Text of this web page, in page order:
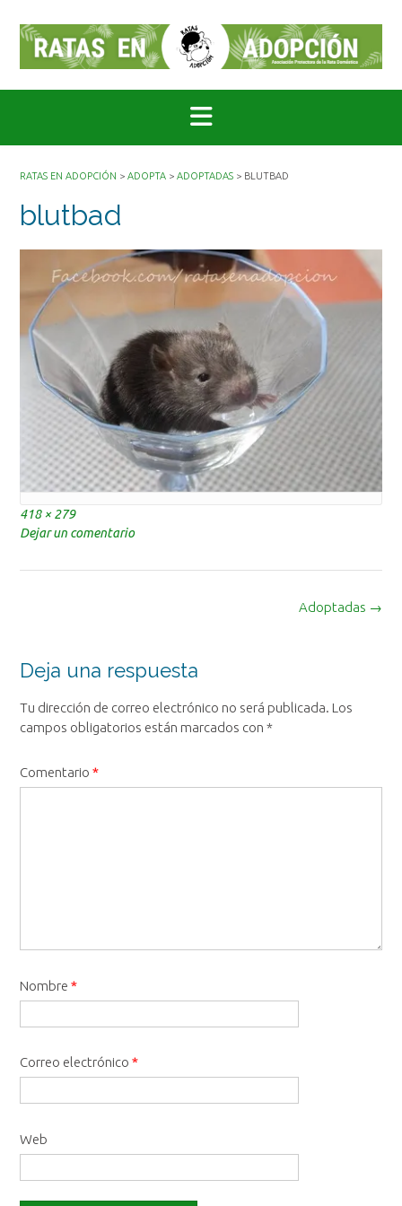
contenido
RATAS EN ADOPCIÓN > ADOPTA > ADOPTADAS > BLUTBAD
blutbad
Tamaño
completo
418 × 279
Dejar un comentario
entrada
Adoptadas →
Deja una respuesta
Tu dirección de correo electrónico no será publicada. Los
campos obligatorios están marcados con *
Comentario *
Nombre *
Correo electrónico *
Web